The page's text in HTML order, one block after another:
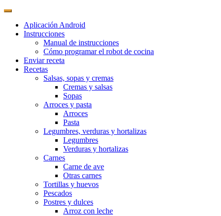
Aplicación Android
Instrucciones
Manual de instrucciones
Cómo programar el robot de cocina
Enviar receta
Recetas
Salsas, sopas y cremas
Cremas y salsas
Sopas
Arroces y pasta
Arroces
Pasta
Legumbres, verduras y hortalizas
Legumbres
Verduras y hortalizas
Carnes
Carne de ave
Otras carnes
Tortillas y huevos
Pescados
Postres y dulces
Arroz con leche